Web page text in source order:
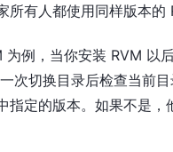
所有人都使用同样版本的
例，当你安装 RVM 以
次切换目录后检查当前
定的版本。如果不是，